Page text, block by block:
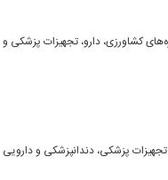
کشاورزی، دارو، تجهیزات پزشکی و
شرکت داخلی و خارجی در حوزه تجهیزات پزشکی، دندانپزشکی و دارویی